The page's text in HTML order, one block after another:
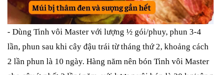
- Dùng Tinh vôi Master với lượng ½ gói/phuy, phun 3-4
lần, phun sau khi cây đậu trái từ tháng thứ 2, khoảng cách
2 lần phun là 10 ngày. Hàng năm nên bón Tinh vôi Master